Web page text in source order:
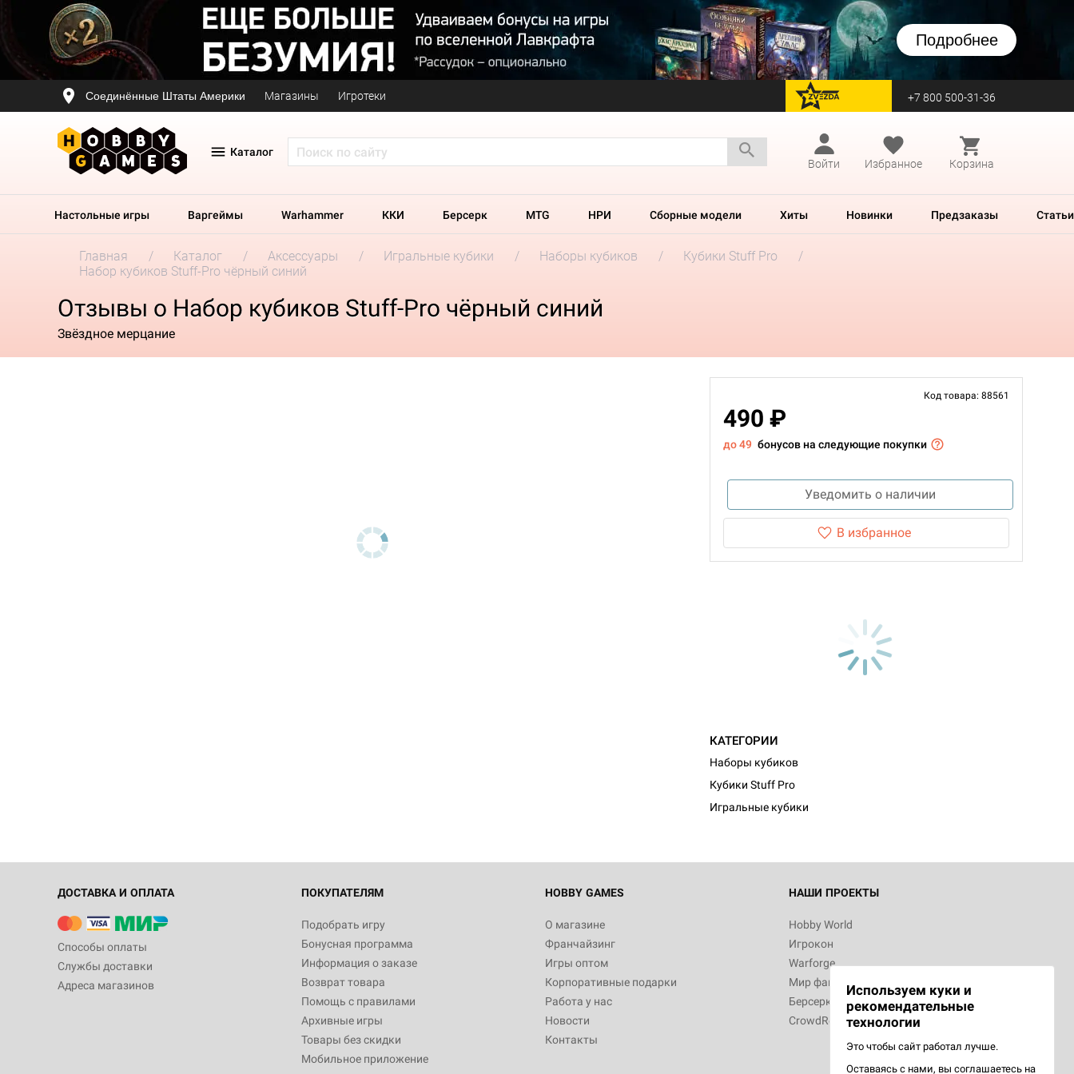
Подробнее
Соединённые Штаты Америки Магазины Игротеки перейти на Zvezda +7 800 500-31-36
Каталог
Войти
Избранное Корзина
Настольные игры Варгеймы Warhammer ККИ Берсерк MTG НРИ Сборные модели Хиты Новинки Предзаказы Статьи
Главная Каталог Аксессуары Игральные кубики Наборы кубиков
Кубики Stuff Pro
Набор кубиков Stuff-Pro чёрный синий
Отзывы о Набор кубиков Stuff-Pro чёрный синий
Звёздное мерцание
Код товара: 88561
490 ₽
до 49 бонусов на следующие покупки
Уведомить о наличии
В избранное
КАТЕГОРИИ
Наборы кубиков
Кубики Stuff Pro
Игральные кубики
ДОСТАВКА И ОПЛАТА
Способы оплаты
Службы доставки
Адреса магазинов
ПОКУПАТЕЛЯМ
Подобрать игру
Бонусная программа
Информация о заказе
Возврат товара
Помощь с правилами
Архивные игры
Товары без скидки
Мобильное приложение
HOBBY GAMES
О магазине
Франчайзинг
Игры оптом
Корпоративные подарки
Работа у нас
Новости
Контакты
НАШИ ПРОЕКТЫ
Hobby World
Игрокон
Warforge
Мир фантастики
Берсерк
CrowdRepublic
Используем куки и
рекомендательные
технологии
Это чтобы сайт работал лучше.
Оставаясь с нами, вы соглашаетесь на